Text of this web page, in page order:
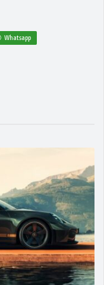
Whatsapp